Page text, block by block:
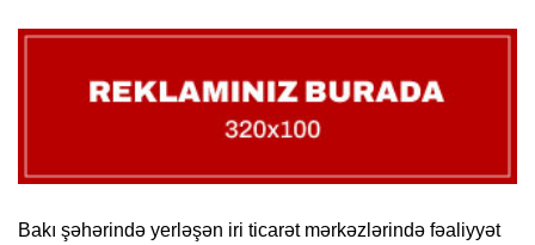
Bakı şəhərində yerləşən iri ticarət mərkəzlərində fəaliyyət